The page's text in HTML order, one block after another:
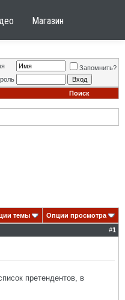
Магазин
Запомнить?
Поиск
темы
Опции просмотра
#1
претендентов, в